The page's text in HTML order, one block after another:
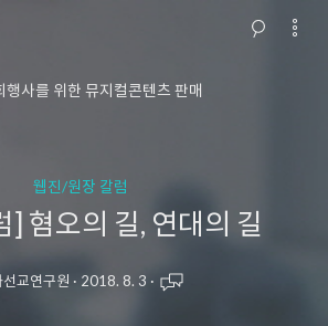
행사를 위한 뮤지컬콘텐츠 판매
웹진/원장 칼럼
] 혐오의 길, 연대의 길
교연구원 · 2018. 8. 3 ·